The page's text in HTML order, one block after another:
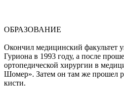
ОБРАЗОВАНИЕ
Окончил медицинский факультет
Гуриона в 1993 году, а после
ортопедической хирургии в
Шомер». Затем он там же прошел
кисти.